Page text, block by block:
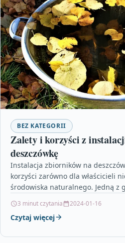
BEZ KATEGORII
Zalety i korzyści z
deszczówkę
Instalacja zbiorników na
korzyści zarówno dla właścicieli
środowiska naturalnego. Jedną z
3 minut czytania 2024-01-16
Czytaj więcej